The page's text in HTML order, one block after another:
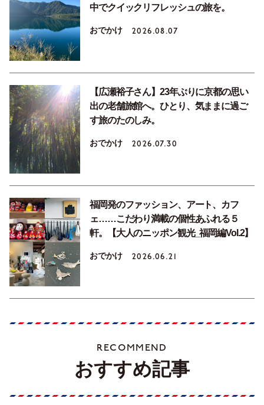
中でクイックリフレッシュの旅を。
おでかけ 2026.08.07
【広瀬裕子さん】23年ぶりに京都の思い
出の老舗旅館へ。ひとり、気ままに過ご
す旅のたのしみ。
おでかけ 2026.07.30
福岡発のファッション、アート、カフ
ェ……こだわり満載の個性あふれる５
軒。【大人のニッポン観光_福岡編Vol.2】
おでかけ 2026.06.21
RECOMMEND
おすすめ記事